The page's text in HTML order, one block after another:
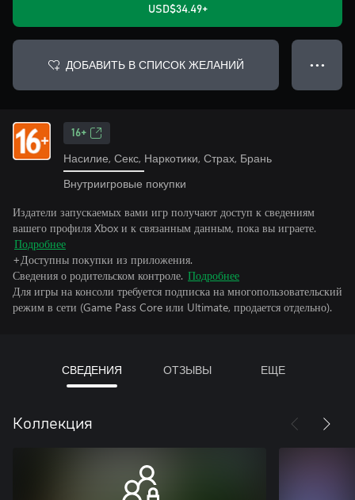
USD$34.49+
ДОБАВИТЬ В СПИСОК ЖЕЛАНИЙ ● ● ●
16+
Насилие, Секс, Наркотики, Страх, Брань
Внутриигровые покупки
Издатели запускаемых вами игр получают доступ к сведениям
вашего профиля Xbox и к связанным данным, пока вы играете.
Подробнее
+Доступны покупки из приложения.
Сведения о родительском контроле. Подробнее
Для игры на консоли требуется подписка на многопользовательский
режим в сети (Game Pass Core или Ultimate, продается отдельно).
СВЕДЕНИЯ ОТЗЫВЫ ЕЩЕ
Коллекция